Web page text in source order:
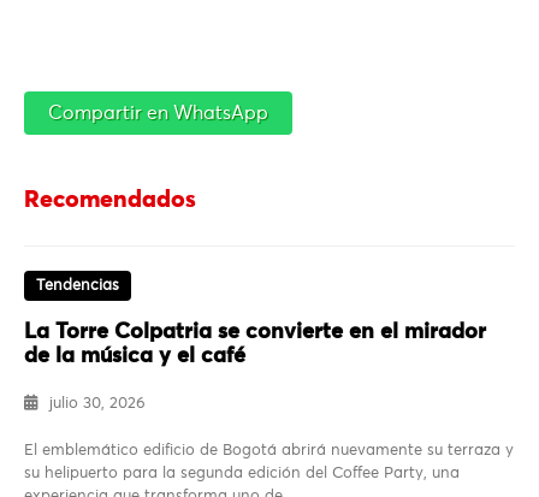
Compartir en WhatsApp
Recomendados
Tendencias
La Torre Colpatria se convierte en el mirador
de la música y el café
julio 30, 2026
El emblemático edificio de Bogotá abrirá nuevamente su terraza y
su helipuerto para la segunda edición del Coffee Party, una